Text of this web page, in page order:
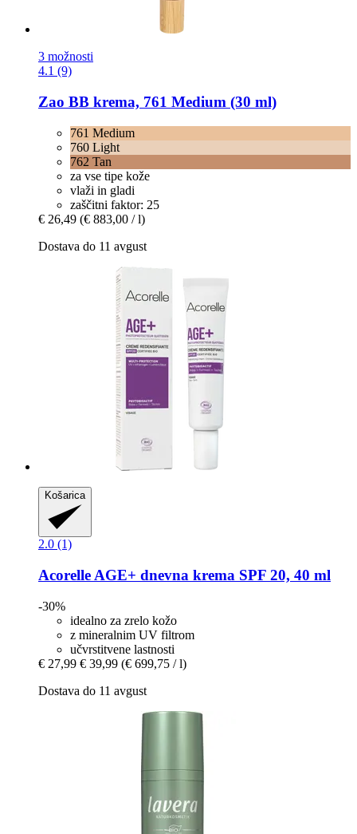
3 možnosti
4.1 (9)
Zao BB krema, 761 Medium (30 ml)
761 Medium
760 Light
762 Tan
za vse tipe kože
vlaži in gladi
zaščitni faktor: 25
€ 26,49 (€ 883,00 / l)
Dostava do 11 avgust
Košarica
2.0 (1)
Acorelle AGE+ dnevna krema SPF 20, 40 ml
-30%
idealno za zrelo kožo
z mineralnim UV filtrom
učvrstitvene lastnosti
€ 27,99 € 39,99 (€ 699,75 / l)
Dostava do 11 avgust